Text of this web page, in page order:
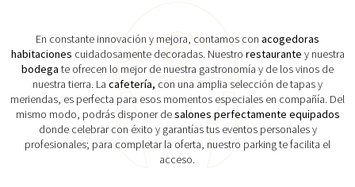
En constante innovación y mejora, contamos con acogedoras
habitaciones cuidadosamente decoradas. Nuestro restaurante y nuestra
bodega te ofrecen lo mejor de nuestra gastronomía y de los vinos de
nuestra tierra. La cafetería, con una amplia selección de tapas y
meriendas, es perfecta para esos momentos especiales en compañía. Del
mismo modo, podrás disponer desalones perfectamente equipados
donde celebrar con éxito y garantías tus eventos personales y
profesionales; para completar la oferta, nuestro parking te facilita el
acceso.